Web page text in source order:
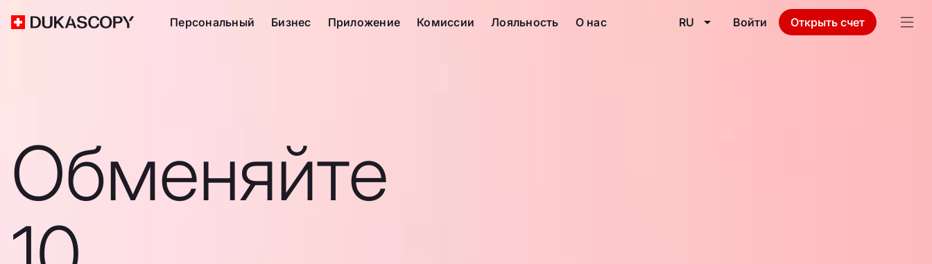
Персональный Бизнес Приложение Комиссии Лояльность О нас RU Войти Открыть счет
Обменяйте